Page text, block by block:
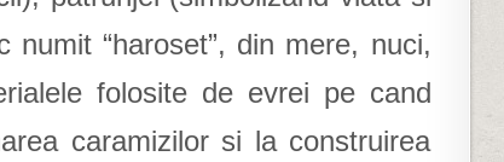
“haroset”, din mere, nuci,
folosite de evrei pe cand
caramizilor si la construirea